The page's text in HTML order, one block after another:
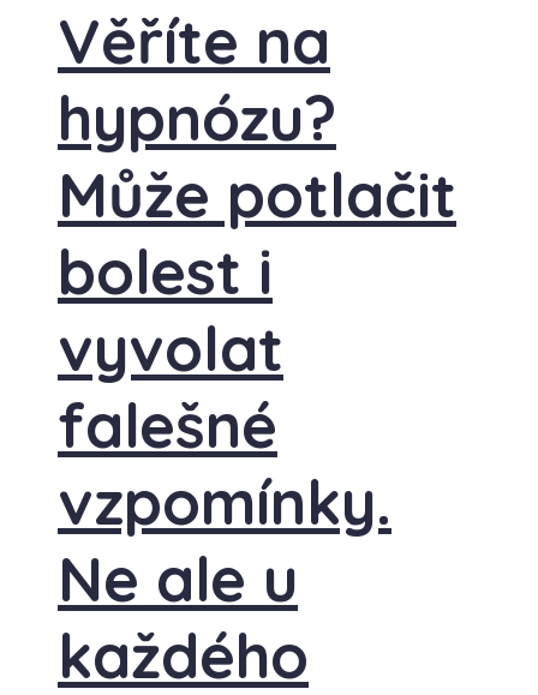
Věříte na
hypnózu?
Může potlačit
bolest i
vyvolat
falešné
vzpomínky.
Ne ale u
každého